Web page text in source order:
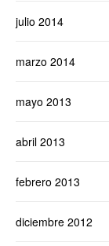
julio 2014
marzo 2014
mayo 2013
abril 2013
febrero 2013
diciembre 2012